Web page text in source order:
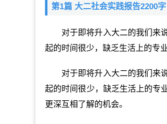
第1篇 大二社会实践报告2200字
对于即将升入大二的我们来
起的时间很少，缺乏生活上的专
对于即将升入大二的我们来
起的时间很少，缺乏生活上的专
更深互相了解的机会。